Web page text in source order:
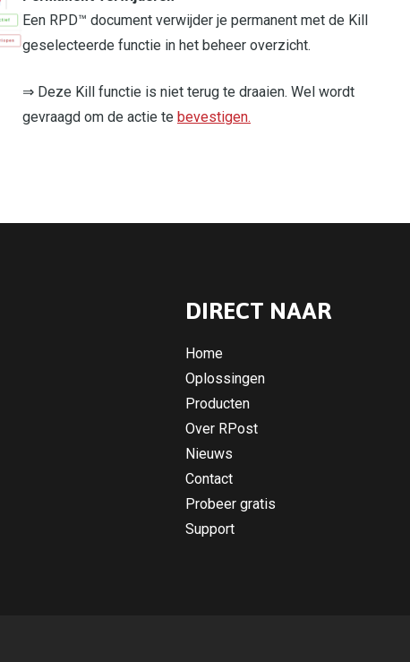
Een RPD™ document verwijder je permanent met de Kill
geselecteerde functie in het beheer overzicht.
⇒ Deze Kill functie is niet terug te draaien. Wel wordt
gevraagd om de actie te bevestigen.
DIRECT NAAR
Home
Oplossingen
Producten
Over RPost
Nieuws
Contact
Probeer gratis
Support